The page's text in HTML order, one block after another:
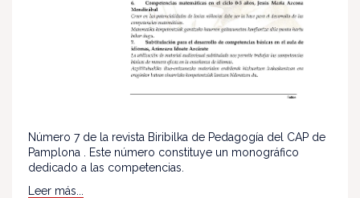
Número 7 de la revista Biribilka de Pedagogía del CAP de
Pamplona . Este número constituye un monográfico
dedicado a las competencias.
Leer más...